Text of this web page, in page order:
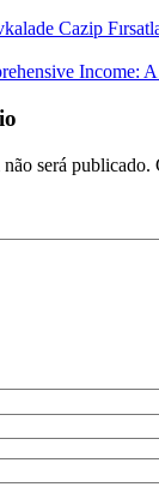
Cazip
Income:
será publicado.